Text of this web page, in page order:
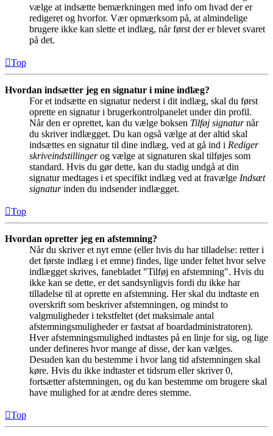
vælge at indsætte bemærkningen med info om hvad der er
redigeret og hvorfor. Vær opmærksom på, at almindelige
brugere ikke kan slette et indlæg, når først der er blevet svaret
på det.
Top
Hvordan indsætter jeg en signatur i mine indlæg?
For et indsætte en signatur nederst i dit indlæg, skal du først
oprette en signatur i brugerkontrolpanelet under din profil.
Når den er oprettet, kan du vælge boksen Tilføj signaturnår
du skriver indlægget. Du kan også vælge at der altid skal
indsættes en signatur til dine indlæg, ved at gå ind i Rediger
skriveindstillingerog vælge at signaturen skal tilføjes som
standard. Hvis du gør dette, kan du stadig undgå at din
signatur medtages i et specifikt indlæg ved at fravælge Indsæt
signaturinden du indsender indlægget.
Top
Hvordan opretter jeg en afstemning?
Når du skriver et nyt emne (eller hvis du har tilladelse: retter i
det første indlæg i et emne) findes, lige under feltet hvor selve
indlægget skrives, fanebladet "Tilføj en afstemning". Hvis du
ikke kan se dette, er det sandsynligvis fordi du ikke har
tilladelse til at oprette en afstemning. Her skal du indtaste en
overskrift som beskriver afstemningen, og mindst to
valgmuligheder i tekstfeltet (det maksimale antal
afstemningsmuligheder er fastsat af boardadministratoren).
Hver afstemningsmulighed indtastes på en linje for sig, og lige
under defineres hvor mange af disse, der kan vælges.
Desuden kan du bestemme i hvor lang tid afstemningen skal
køre. Hvis du ikke indtaster et tidsrum eller skriver 0,
fortsætter afstemningen, og du kan bestemme om brugere skal
have mulighed for at ændre deres stemme.
Top